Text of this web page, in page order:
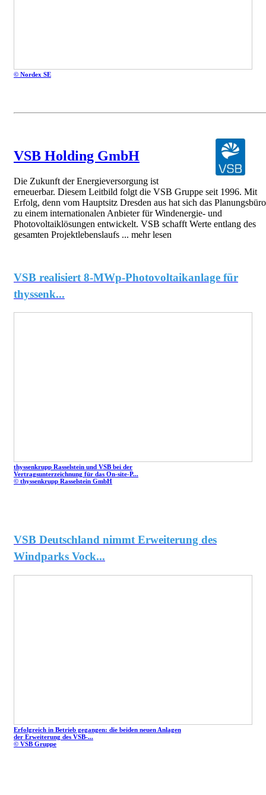
© Nordex SE
VSB Holding GmbH
Die Zukunft der Energieversorgung ist
erneuerbar. Diesem Leitbild folgt die VSB Gruppe seit 1996. Mit
Erfolg, denn vom Hauptsitz Dresden aus hat sich das Planungsbüro
zu einem internationalen Anbieter für Windenergie- und
Photovoltaiklösungen entwickelt. VSB schafft Werte entlang des
gesamten Projektlebenslaufs ... mehr lesen
VSB realisiert 8-MWp-Photovoltaikanlage für
thyssenk...
thyssenkrupp Rasselstein und VSB bei der
Vertragsunterzeichnung für das On-site-P...
© thyssenkrupp Rasselstein GmbH
VSB Deutschland nimmt Erweiterung des
Windparks Vock...
Erfolgreich in Betrieb gegangen: die beiden neuen Anlagen
der Erweiterung des VSB-...
© VSB Gruppe